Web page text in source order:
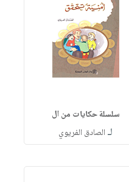
سلسلة حكايات من ال
لـ الصادق الفريوي